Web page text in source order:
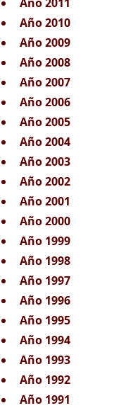
Año 2010
Año 2009
Año 2008
Año 2007
Año 2006
Año 2005
Año 2004
Año 2003
Año 2002
Año 2001
Año 2000
Año 1999
Año 1998
Año 1997
Año 1996
Año 1995
Año 1994
Año 1993
Año 1992
Año 1991